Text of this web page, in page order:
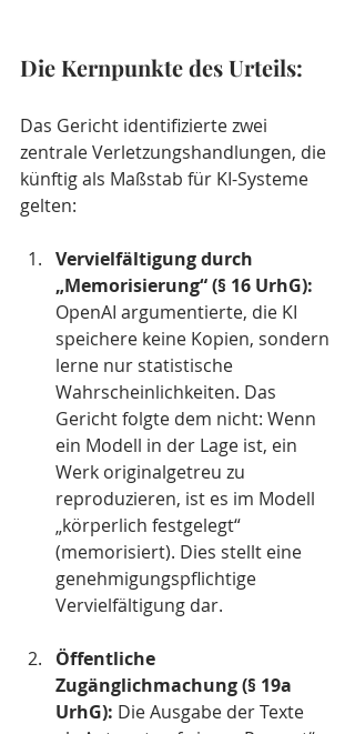
Die Kernpunkte des Urteils:
Das Gericht identifizierte zwei
zentrale Verletzungshandlungen, die
künftig als Maßstab für KI-Systeme
gelten:
Vervielfältigung durch
„Memorisierung“ (§ 16 UrhG):
OpenAI argumentierte, die KI
speichere keine Kopien, sondern
lerne nur statistische
Wahrscheinlichkeiten. Das
Gericht folgte dem nicht: Wenn
ein Modell in der Lage ist, ein
Werk originalgetreu zu
reproduzieren, ist es im Modell
„körperlich festgelegt“
(memorisiert). Dies stellt eine
genehmigungspflichtige
Vervielfältigung dar.
Öffentliche
Zugänglichmachung (§ 19a
UrhG): Die Ausgabe der Texte